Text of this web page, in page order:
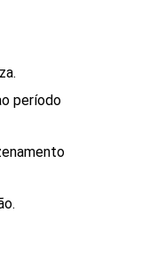
período